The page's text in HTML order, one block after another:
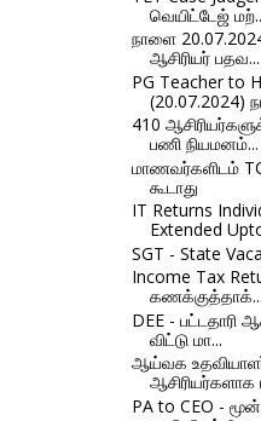
வெயிட்டேஜ்
நாளை
ஆசிரியர் பதவ...
PG Teacher to
(20.07.2024)
410
பணி நியமனம்...
மாணவர்களிடம் TC
கூடாது
IT Returns
Extended
SGT - State
Income Tax
கணக்குத்தாக்...
DEE - பட்டதாரி
விட்டு மா...
ஆய்வக
ஆசிரியர்களாக
PA to CEO -